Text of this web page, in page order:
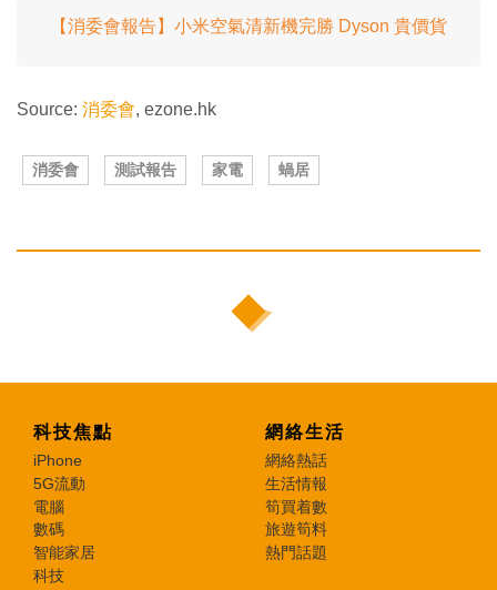
【消委會報告】小米空氣清新機完勝 Dyson 貴價貨
Source: 消委會, ezone.hk
消委會 測試報告 家電 蝸居
科技焦點
iPhone
5G流動
電腦
數碼
智能家居
科技
網絡生活
網絡熱話
生活情報
筍買着數
旅遊筍料
熱門話題